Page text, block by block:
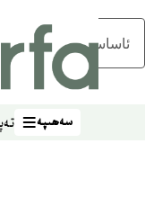
ئاساسلىق مەزمۇنغا
سەھىپە
سەھىپە